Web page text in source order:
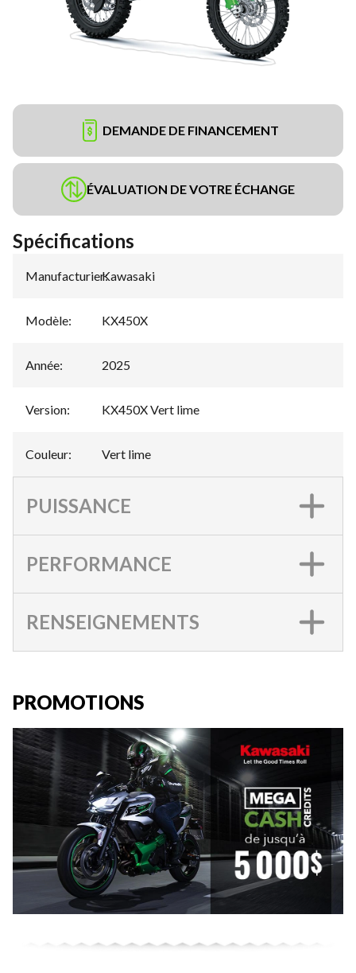
DEMANDE DE FINANCEMENT
ÉVALUATION DE VOTRE ÉCHANGE
Spécifications
Manufacturier:
Kawasaki
Modèle: KX450X
Année: 2025
Version: KX450X Vert lime
Couleur: Vert lime
PUISSANCE
PERFORMANCE
RENSEIGNEMENTS
PROMOTIONS